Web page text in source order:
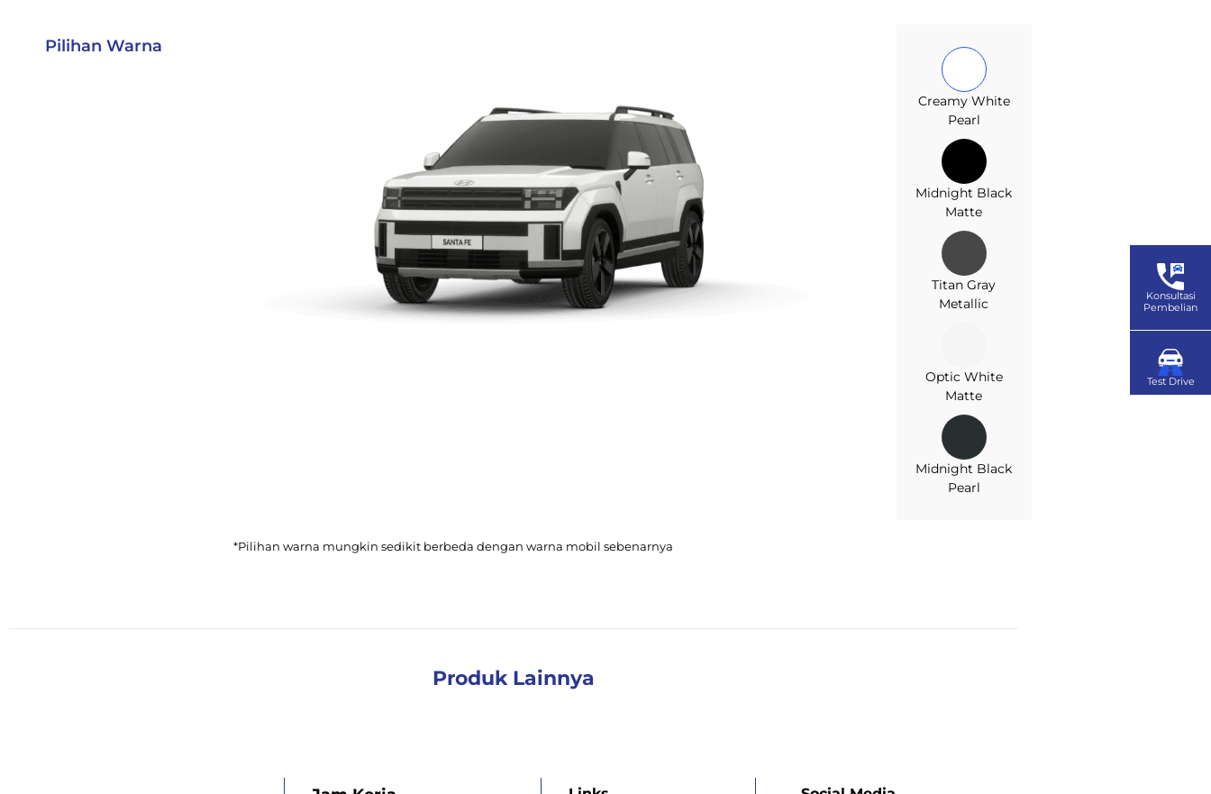
Pilihan Warna
Creamy White
Pearl
Midnight Black
Matte
Titan Gray
Metallic
Optic White
Matte
Midnight Black
Pearl
*Pilihan warna mungkin sedikit berbeda dengan warna mobil sebenarnya
Produk Lainnya
Konsultasi
Pembelian
Test Drive